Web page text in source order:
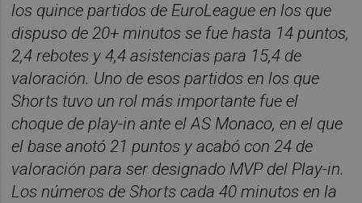
los quince partidos de EuroLeague en los que
dispuso de 20+ minutos se fue hasta 14 puntos,
2,4 rebotes y 4,4 asistencias para 15,4 de
valoración. Uno de esos partidos en los que
Shorts tuvo un rol más importante fue el
choque de play-in ante el AS Monaco, en el que
el base anotó 21 puntos y acabó con 24 de
valoración para ser designado MVP del Play-in.
Los números de Shorts cada 40 minutos en la